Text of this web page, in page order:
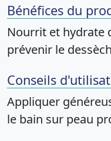
Bénéfices du
Nourrit et hydrate
prévenir le
Conseils
Appliquer
le bain sur peau